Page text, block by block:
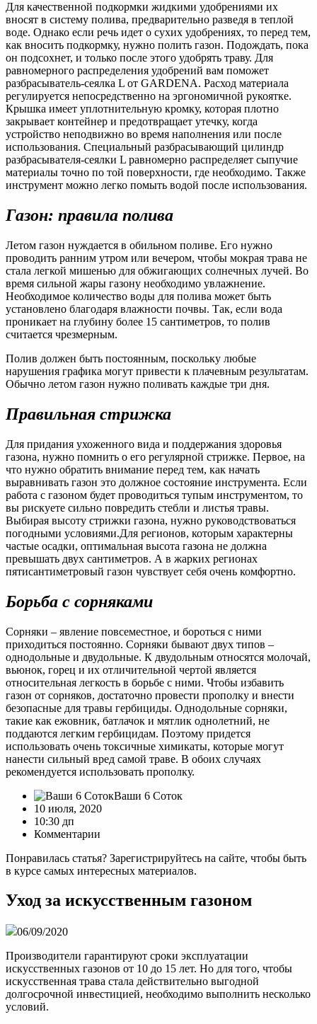
Для качественной подкормки жидкими удобрениями их
вносят в систему полива, предварительно разведя в теплой
воде. Однако если речь идет о сухих удобрениях, то перед тем,
как вносить подкормку, нужно полить газон. Подождать, пока
он подсохнет, и только после этого удобрять траву. Для
равномерного распределения удобрений вам поможет
разбрасыватель-сеялка L от GARDENA. Расход материала
регулируется непосредственно на эргономичной рукоятке.
Крышка имеет уплотнительную кромку, которая плотно
закрывает контейнер и предотвращает утечку, когда
устройство неподвижно во время наполнения или после
использования. Специальный разбрасывающий цилиндр
разбрасывателя-сеялки L равномерно распределяет сыпучие
материалы точно по той поверхности, где необходимо. Также
инструмент можно легко помыть водой после использования.
Газон: правила полива
Летом газон нуждается в обильном поливе. Его нужно
проводить ранним утром или вечером, чтобы мокрая трава не
стала легкой мишенью для обжигающих солнечных лучей. Во
время сильной жары газону необходимо увлажнение.
Необходимое количество воды для полива может быть
установлено благодаря влажности почвы. Так, если вода
проникает на глубину более 15 сантиметров, то полив
считается чрезмерным.
Полив должен быть постоянным, поскольку любые
нарушения графика могут привести к плачевным результатам.
Обычно летом газон нужно поливать каждые три дня.
Правильная стрижка
Для придания ухоженного вида и поддержания здоровья
газона, нужно помнить о его регулярной стрижке. Первое, на
что нужно обратить внимание перед тем, как начать
выравнивать газон это должное состояние инструмента. Если
работа с газоном будет проводиться тупым инструментом, то
вы рискуете сильно повредить стебли и листья травы.
Выбирая высоту стрижки газона, нужно руководствоваться
погодными условиями.Для регионов, которым характерны
частые осадки, оптимальная высота газона не должна
превышать двух сантиметров. А в жарких регионах
пятисантиметровый газон чувствует себя очень комфортно.
Борьба с сорняками
Сорняки – явление повсеместное, и бороться с ними
приходиться постоянно. Сорняки бывают двух типов –
однодольные и двудольные. К двудольным относятся молочай,
вьюнок, горец и их отличительной чертой является
относительная легкость в борьбе с ними. Чтобы избавить
газон от сорняков, достаточно провести прополку и внести
безопасные для травы гербициды. Однодольные сорняки,
такие как ежовник, батлачок и мятлик однолетний, не
поддаются легким гербицидам. Поэтому придется
использовать очень токсичные химикаты, которые могут
нанести сильный вред самой траве. В обоих случаях
рекомендуется использовать прополку.
Ваши 6 Соток
10 июля, 2020
10:30 дп
Комментарии
Понравилась статья? Зарегистрируйтесь на сайте, чтобы быть
в курсе самых интересных материалов.
Уход за искусственным газоном
06/09/2020
Производители гарантируют сроки эксплуатации
искусственных газонов от 10 до 15 лет. Но для того, чтобы
искусственная трава стала действительно выгодной
долгосрочной инвестицией, необходимо выполнить несколько
условий.